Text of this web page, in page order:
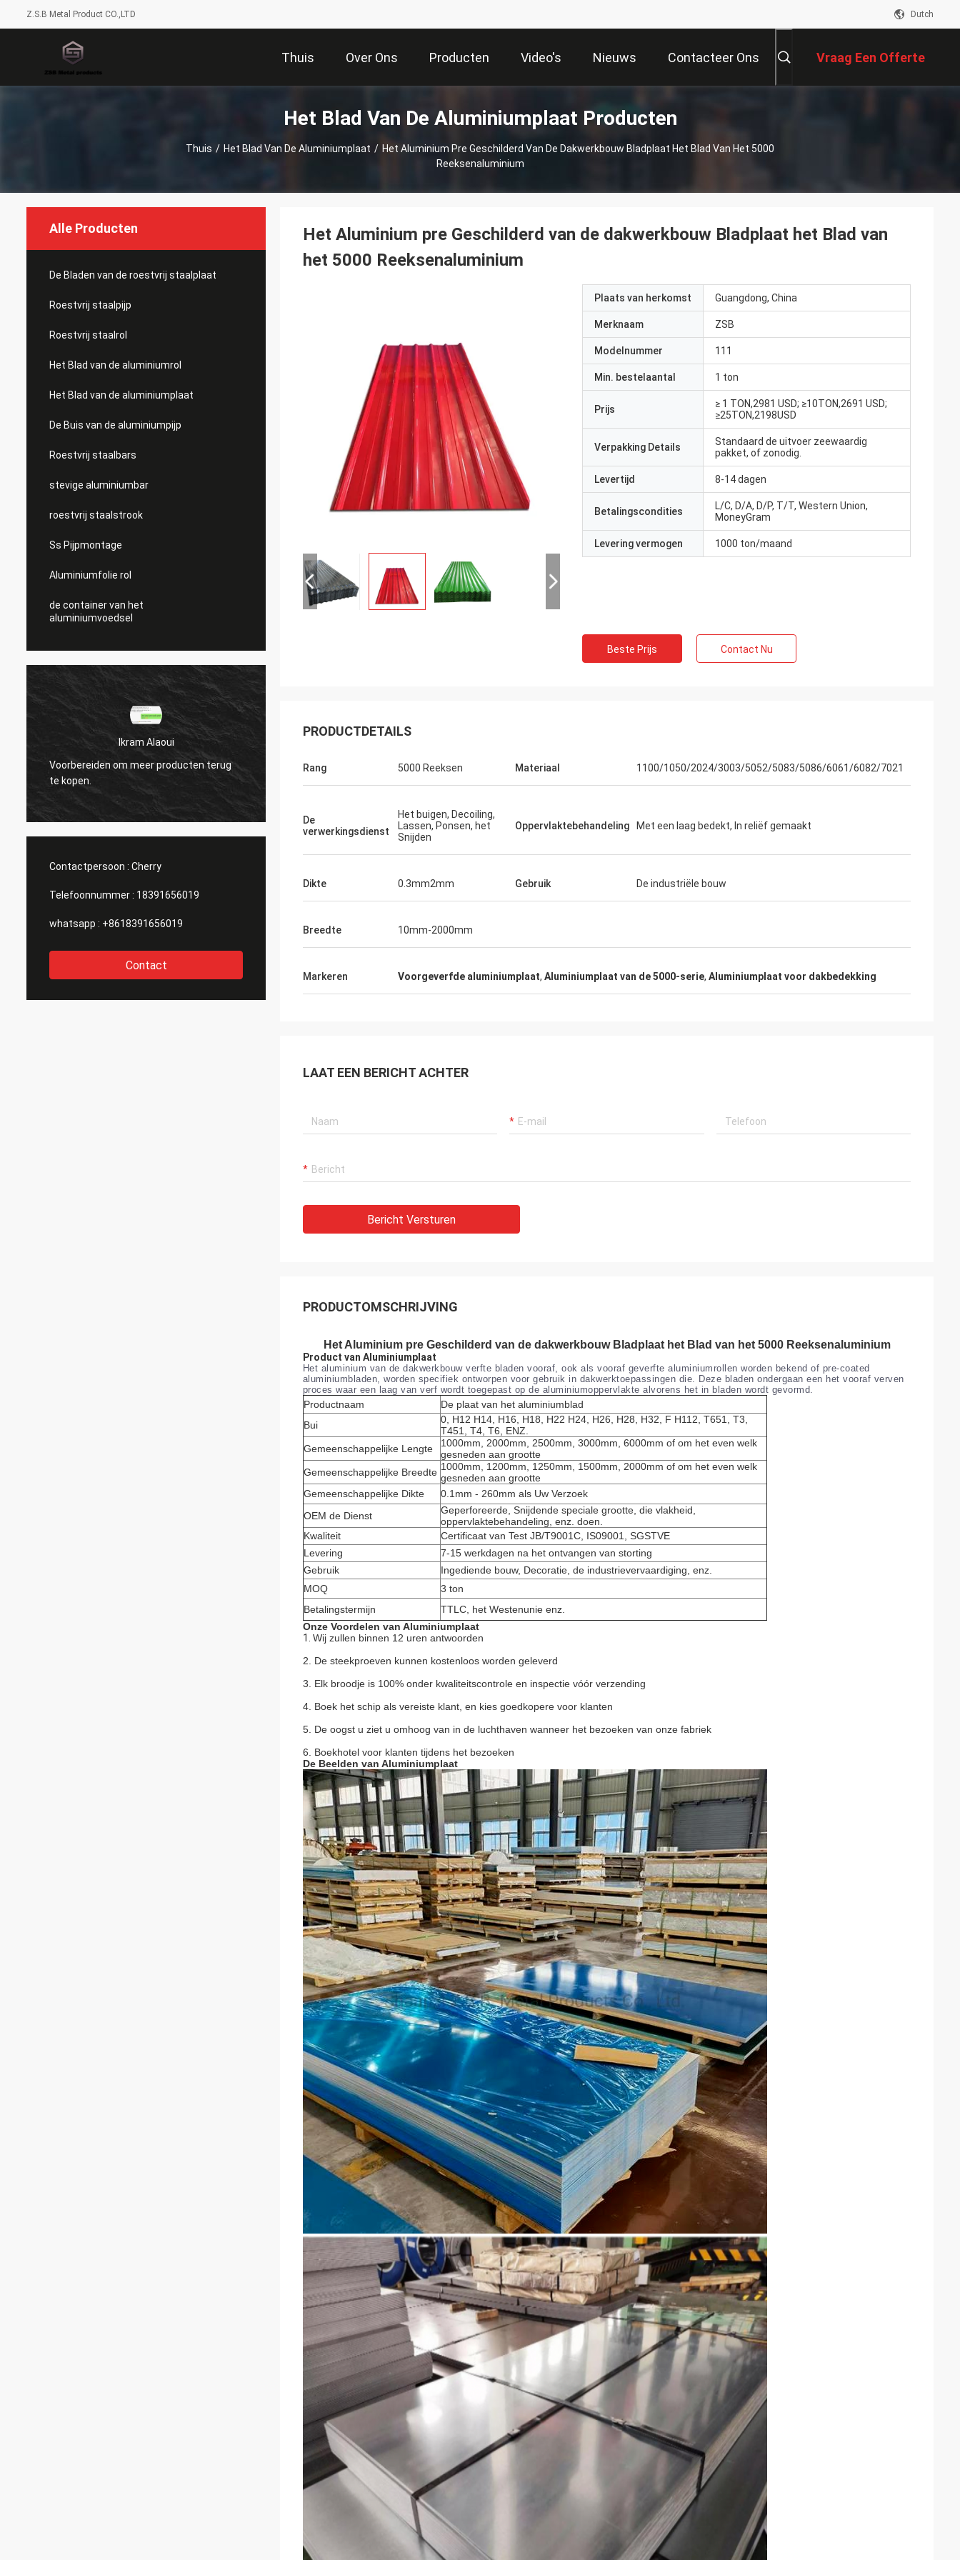
Z.S.B Metal Product CO.,LTD Dutch
Thuis Over Ons Producten Video's Nieuws Contacteer Ons Vraag Een Offerte
Het Blad Van De Aluminiumplaat Producten
Thuis / Het Blad Van De Aluminiumplaat / Het Aluminium Pre Geschilderd Van De Dakwerkbouw Bladplaat Het Blad Van Het 5000
Reeksenaluminium
Alle Producten
De Bladen van de roestvrij staalplaat
Roestvrij staalpijp
Roestvrij staalrol
Het Blad van de aluminiumrol
Het Blad van de aluminiumplaat
De Buis van de aluminiumpijp
Roestvrij staalbars
stevige aluminiumbar
roestvrij staalstrook
Ss Pijpmontage
Aluminiumfolie rol
de container van het
aluminiumvoedsel
terug
Ikram Alaoui
Voorbereiden om meer producten terug
Contactpersoon : Cherry
Telefoonnummer : 18391656019
whatsapp : +8618391656019
Contact
Het Aluminium pre Geschilderd van de dakwerkbouw Bladplaat het Blad van
het 5000 Reeksenaluminium
Plaats van herkomst Guangdong, China
Merknaam ZSB
Modelnummer 111
Min. bestelaantal 1 ton
Prijs
≥ 1 TON,2981 USD; ≥10TON,2691 USD;
≥25TON,2198USD
Verpakking Details
Standaard de uitvoer zeewaardig
pakket, of zonodig.
Levertijd 8-14 dagen
Betalingscondities
L/C, D/A, D/P, T/T, Western Union,
MoneyGram
Levering vermogen 1000 ton/maand
Beste Prijs Contact Nu
PRODUCTDETAILS
Rang 5000 Reeksen Materiaal 1100/1050/2024/3003/5052/5083/5086/6061/6082/7021
De
verwerkingsdienst
Het buigen, Decoiling,
Lassen, Ponsen, het
Snijden
Oppervlaktebehandeling Met een laag bedekt, In reliëf gemaakt
Dikte 0.3mm2mm Gebruik De industriële bouw
Breedte 10mm-2000mm
Markeren Voorgeverfde aluminiumplaat, Aluminiumplaat van de 5000-serie, Aluminiumplaat voor dakbedekking
LAAT EEN BERICHT ACHTER
Bericht Versturen
PRODUCTOMSCHRIJVING
Het Aluminium pre Geschilderd van de dakwerkbouw Bladplaat het Blad van het 5000 Reeksenaluminium
Product van Aluminiumplaat
Het aluminium van de dakwerkbouw verfte bladen vooraf, ook als vooraf geverfte aluminiumrollen worden bekend of pre-coated
aluminiumbladen, worden specifiek ontworpen voor gebruik in dakwerktoepassingen die. Deze bladen ondergaan een het vooraf verven
proces waar een laag van verf wordt toegepast op de aluminiumoppervlakte alvorens het in bladen wordt gevormd.
Productnaam
De plaat van het aluminiumblad
Bui
0, H12 H14, H16, H18, H22 H24, H26, H28, H32, F H112, T651, T3,
T451, T4, T6, ENZ.
Gemeenschappelijke Lengte
1000mm, 2000mm, 2500mm, 3000mm, 6000mm of om het even welk
gesneden aan grootte
Gemeenschappelijke Breedte 1000mm, 1200mm, 1250mm, 1500mm, 2000mm of om het even welk
gesneden aan grootte
Gemeenschappelijke Dikte
0.1mm - 260mm als Uw Verzoek
OEM de Dienst
Geperforeerde, Snijdende speciale grootte, die vlakheid,
oppervlaktebehandeling, enz. doen.
Kwaliteit
Certificaat van Test JB/T9001C, IS09001, SGSTVE
Levering
7-15 werkdagen na het ontvangen van storting
Gebruik
Ingediende bouw, Decoratie, de industrievervaardiging, enz.
MOQ
3 ton
Betalingstermijn
TTLC, het Westenunie enz.
Onze Voordelen van Aluminiumplaat
1. Wij zullen binnen 12 uren antwoorden
2. De steekproeven kunnen kostenloos worden geleverd
3. Elk broodje is 100% onder kwaliteitscontrole en inspectie vóór verzending
4. Boek het schip als vereiste klant, en kies goedkopere voor klanten
5. De oogst u ziet u omhoog van in de luchthaven wanneer het bezoeken van onze fabriek
6. Boekhotel voor klanten tijdens het bezoeken
De Beelden van Aluminiumplaat